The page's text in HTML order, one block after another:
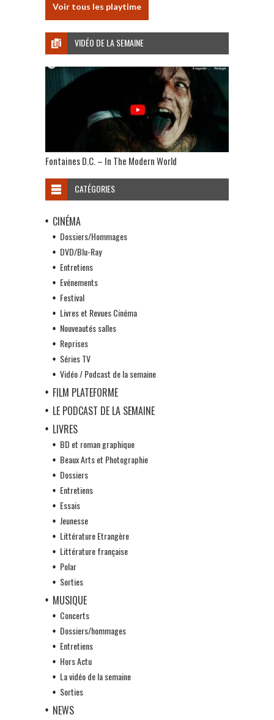
Voir tous les playtime
VIDÉO DE LA SEMAINE
Fontaines D.C. – In The Modern World
CATÉGORIES
CINÉMA
Dossiers/Hommages
DVD/Blu-Ray
Entretiens
Evénements
Festival
Livres et Revues Cinéma
Nouveautés salles
Reprises
Séries TV
Vidéo / Podcast de la semaine
FILM PLATEFORME
LE PODCAST DE LA SEMAINE
LIVRES
BD et roman graphique
Beaux Arts et Photographie
Dossiers
Entretiens
Essais
Jeunesse
Littérature Etrangère
Littérature française
Polar
Sorties
MUSIQUE
Concerts
Dossiers/hommages
Entretiens
Hors Actu
La vidéo de la semaine
Sorties
NEWS